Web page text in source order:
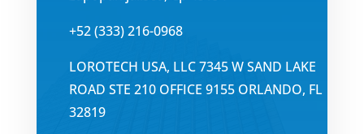
+52 (333) 216-0968
LOROTECH USA, LLC 7345 W SAND LAKE
ROAD STE 210 OFFICE 9155 ORLANDO, FL
32819